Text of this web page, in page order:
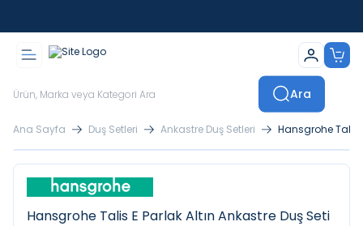
Ara
Ana Sayfa Duş Setleri Ankastre Duş Setleri Hansgrohe Talis
Hansgrohe Talis E Parlak Altın Ankastre Duş Seti